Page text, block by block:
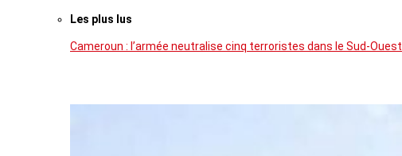
Les plus lus
Cameroun : l’armée neutralise cinq terroristes dans le Sud-Ouest